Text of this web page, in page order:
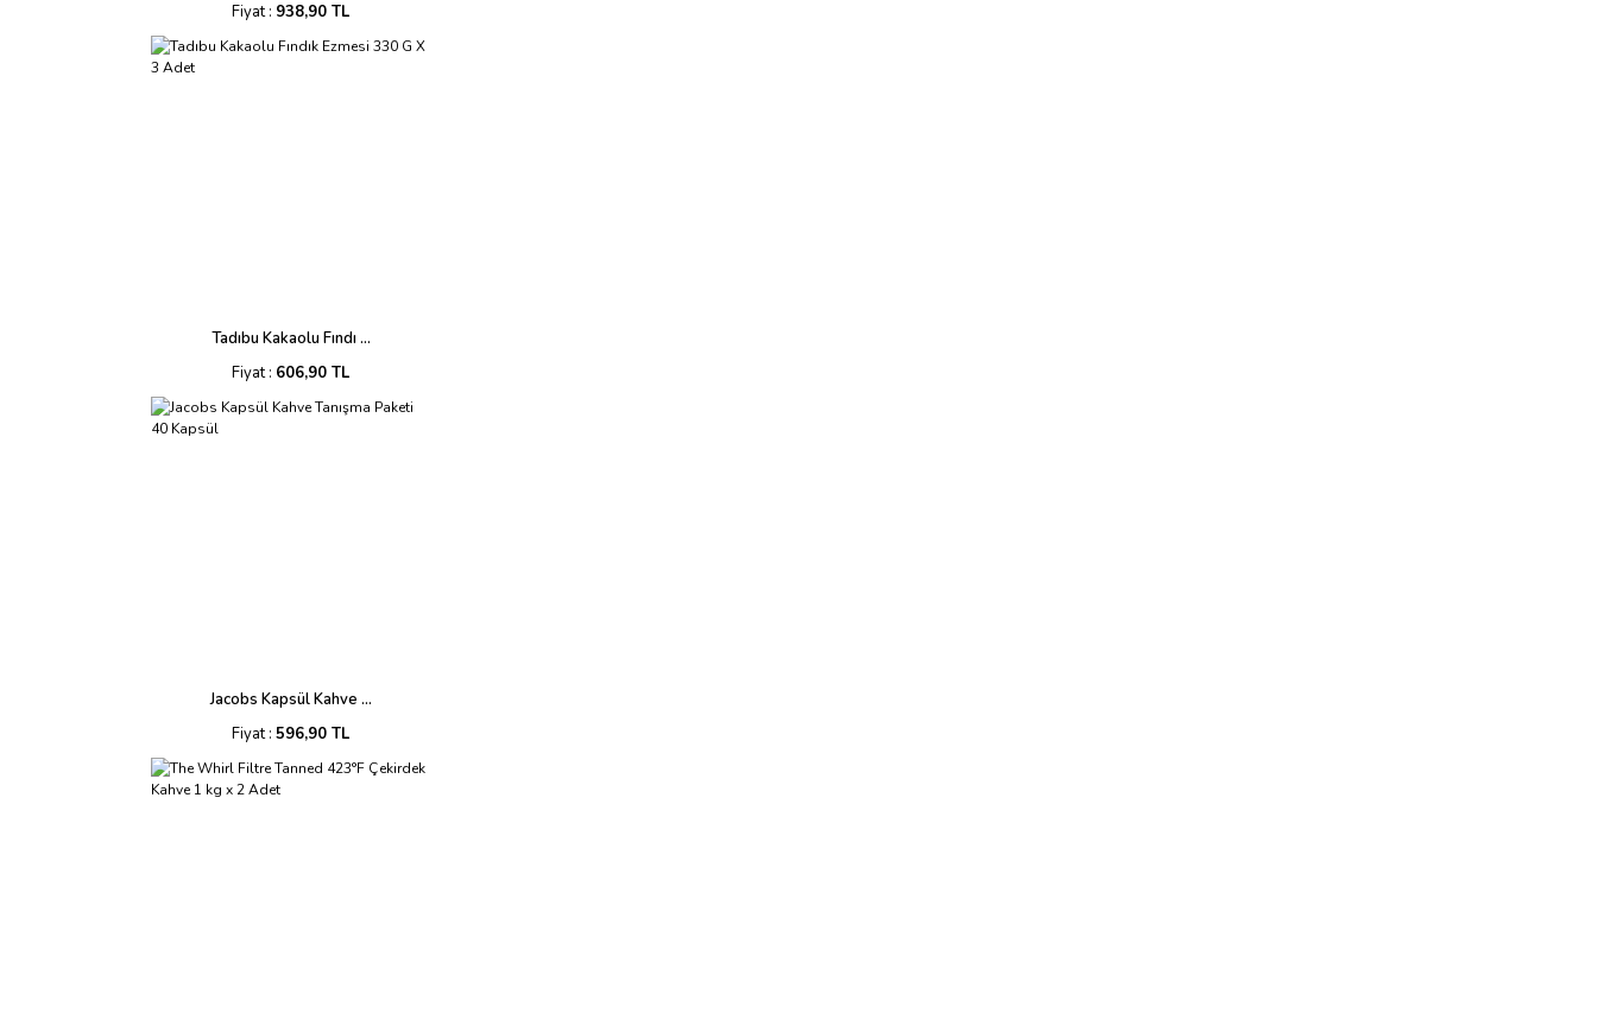
Fiyat : 938,90 TL
Tadıbu Kakaolu Fındı ...
Fiyat : 606,90 TL
Jacobs Kapsül Kahve ...
Fiyat : 596,90 TL